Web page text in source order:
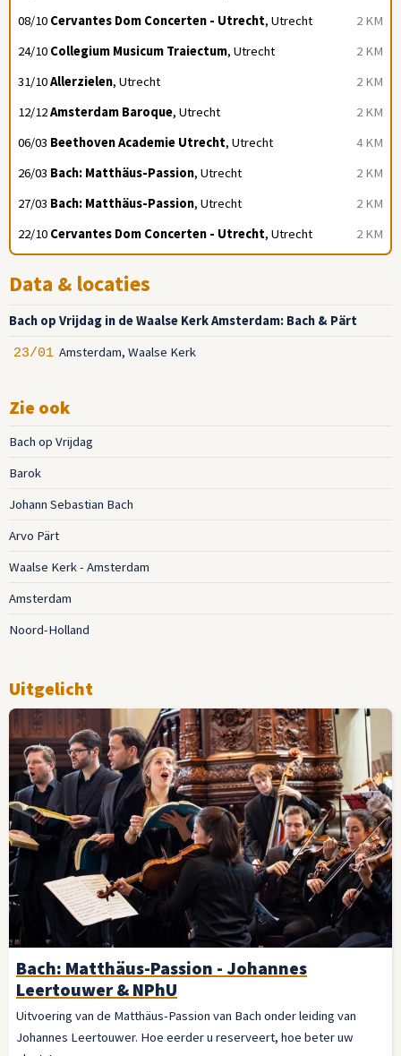
2 KM
08/10 Cervantes Dom Concerten - Utrecht, Utrecht
2 KM
24/10 Collegium Musicum Traiectum, Utrecht
2 KM
31/10Allerzielen, Utrecht
2 KM
12/12Amsterdam Baroque, Utrecht
4 KM
06/03 Beethoven Academie Utrecht, Utrecht
2 KM
26/03 Bach: Matthäus-Passion, Utrecht
2 KM
27/03 Bach: Matthäus-Passion, Utrecht
2 KM
22/10 Cervantes Dom Concerten - Utrecht, Utrecht
Data & locaties
Bach op Vrijdag in de Waalse Kerk Amsterdam: Bach & Pärt
23/01 Amsterdam, Waalse Kerk
Zie ook
Bach op Vrijdag
Barok
Johann Sebastian Bach
Arvo Pärt
Waalse Kerk - Amsterdam
Amsterdam
Noord-Holland
Uitgelicht
Bach: Matthäus-Passion - Johannes
Leertouwer & NPhU
Uitvoering van de Matthäus-Passion van Bach onder leiding van
Johannes Leertouwer. Hoe eerder u reserveert, hoe beter uw